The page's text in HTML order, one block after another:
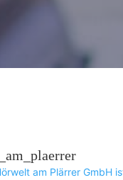
am Plärrer GmbH